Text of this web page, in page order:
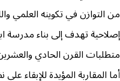
من التوازن في تكوينه العلمي
إصلاحية تهدف إلى بناء مدرسة
متطلبات القرن الحادي
أما المقاربة المؤيدة للإبقاء